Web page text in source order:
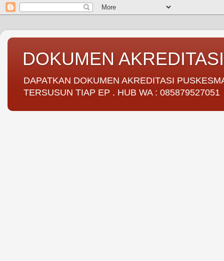
DOKUMEN
DAPATKAN DOKUMEN AKREDITASI
TERSUSUN TIAP EP . HUB WA : 085879527051